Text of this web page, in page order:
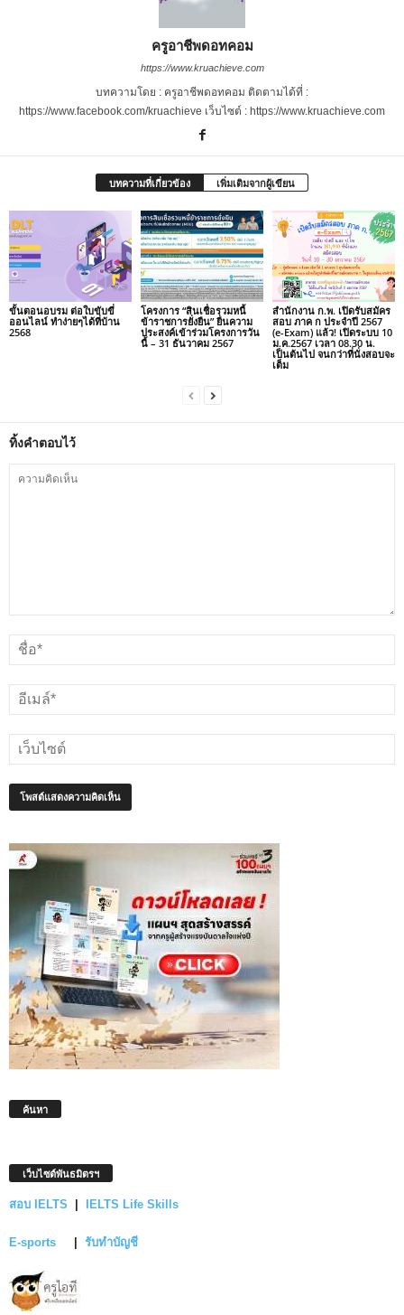
ครูอาชีพดอทคอม
https://www.kruachieve.com
บทความโดย : ครูอาชีพดอทคอม ติดตามได้ที่ :
https://www.facebook.com/kruachieve เว็บไซต์ : https://www.kruachieve.com
บทความที่เกี่ยวข้อง เพิ่มเติมจากผู้เขียน
ขั้นตอนอบรม ต่อใบขับขี่
ออนไลน์ ทำง่ายๆได้ที่บ้าน
2568
โครงการ “สินเชื่อรวมหนี้
ข้าราชการยั่งยืน” ยื่นความ
ประสงค์เข้าร่วมโครงการวัน
นี้ – 31 ธันวาคม 2567
สำนักงาน ก.พ. เปิดรับสมัคร
สอบ ภาค ก ประจำปี 2567
(e-Exam) แล้ว! เปิดระบบ 10
ม.ค.2567 เวลา 08.30 น.
เป็นต้นไป จนกว่าที่นั่งสอบจะ
เต็ม
ทิ้งคำตอบไว้
ค้นหา
เว็บไซต์พันธมิตรฯ
สอบ IELTS IELTS Life Skills
E-sports รับทำบัญชี